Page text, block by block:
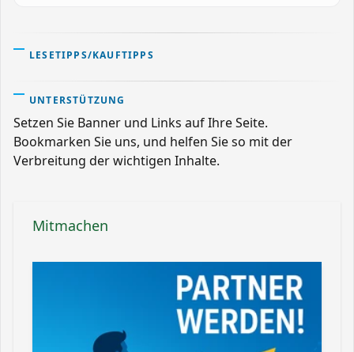
LESETIPPS/KAUFTIPPS
UNTERSTÜTZUNG
Setzen Sie Banner und Links auf Ihre Seite.
Bookmarken Sie uns, und helfen Sie so mit der
Verbreitung der wichtigen Inhalte.
Mitmachen